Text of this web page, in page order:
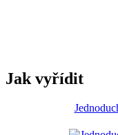
Jak vyřídit